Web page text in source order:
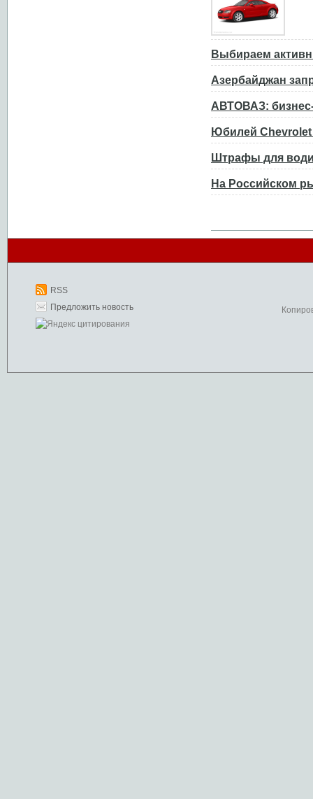
Выбираем
Азербайджан
АВТОВАЗ:
Юбилей Chevrolet
Штрафы для
На Российском
RSS
Предложить новость